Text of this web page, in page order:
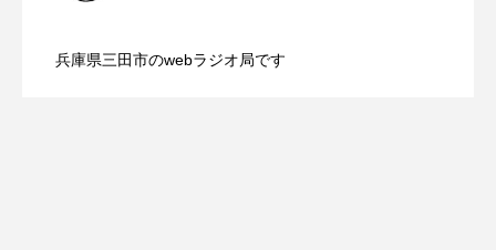
兵庫県三田市のwebラジオ局です